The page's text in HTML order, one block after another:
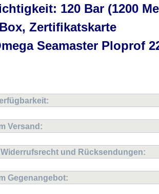
120 Bar (1200
Zertifikatskarte
Seamaster Ploprof
Versand:
und Rücksendungen:
Gegenangebot: